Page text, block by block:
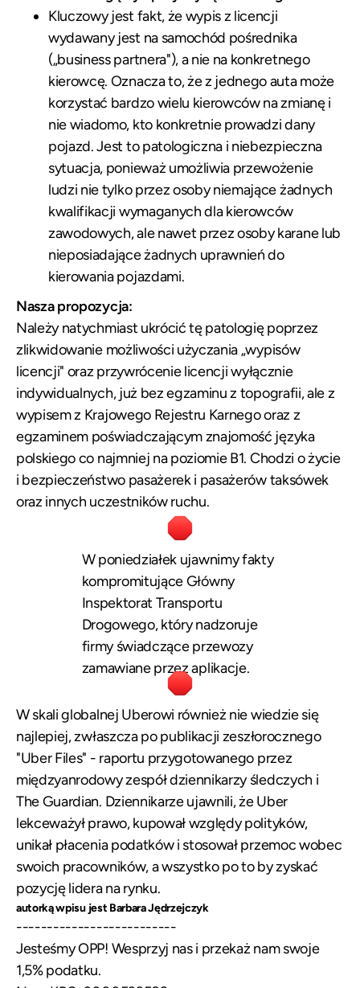
Kluczowy jest fakt, że wypis z licencji
wydawany jest na samochód pośrednika
(„business partnera"), a nie na konkretnego
kierowcę. Oznacza to, że z jednego auta może
korzystać bardzo wielu kierowców na zmianę i
nie wiadomo, kto konkretnie prowadzi dany
pojazd. Jest to patologiczna i niebezpieczna
sytuacja, ponieważ umożliwia przewożenie
ludzi nie tylko przez osoby niemające żadnych
kwalifikacji wymaganych dla kierowców
zawodowych, ale nawet przez osoby karane lub
nieposiadające żadnych uprawnień do
kierowania pojazdami.
Nasza propozycja:
Należy natychmiast ukrócić tę patologię poprzez
zlikwidowanie możliwości użyczania „wypisów
licencji" oraz przywrócenie licencji wyłącznie
indywidualnych, już bez egzaminu z topografii, ale z
wypisem z Krajowego Rejestru Karnego oraz z
egzaminem poświadczającym znajomość języka
polskiego co najmniej na poziomie B1. Chodzi o życie
i bezpieczeństwo pasażerek i pasażerów taksówek
oraz innych uczestników ruchu.
W poniedziałek ujawnimy fakty
kompromitujące Główny
Inspektorat Transportu
Drogowego, który nadzoruje
firmy świadczące przewozy
zamawiane przez aplikacje.
W skali globalnej Uberowi również nie wiedzie się
najlepiej, zwłaszcza po publikacji zeszłorocznego
"Uber Files" - raportu przygotowanego przez
międzyanrodowy zespół dziennikarzy śledczych i
The Guardian. Dziennikarze ujawnili, że Uber
lekceważył prawo, kupował względy polityków,
unikał płacenia podatków i stosował przemoc wobec
swoich pracowników, a wszystko po to by zyskać
pozycję lidera na rynku.
autorką wpisu jest Barbara Jędrzejczyk
--------------------------
Jesteśmy OPP! Wesprzyj nas i przekaż nam swoje
1,5% podatku.